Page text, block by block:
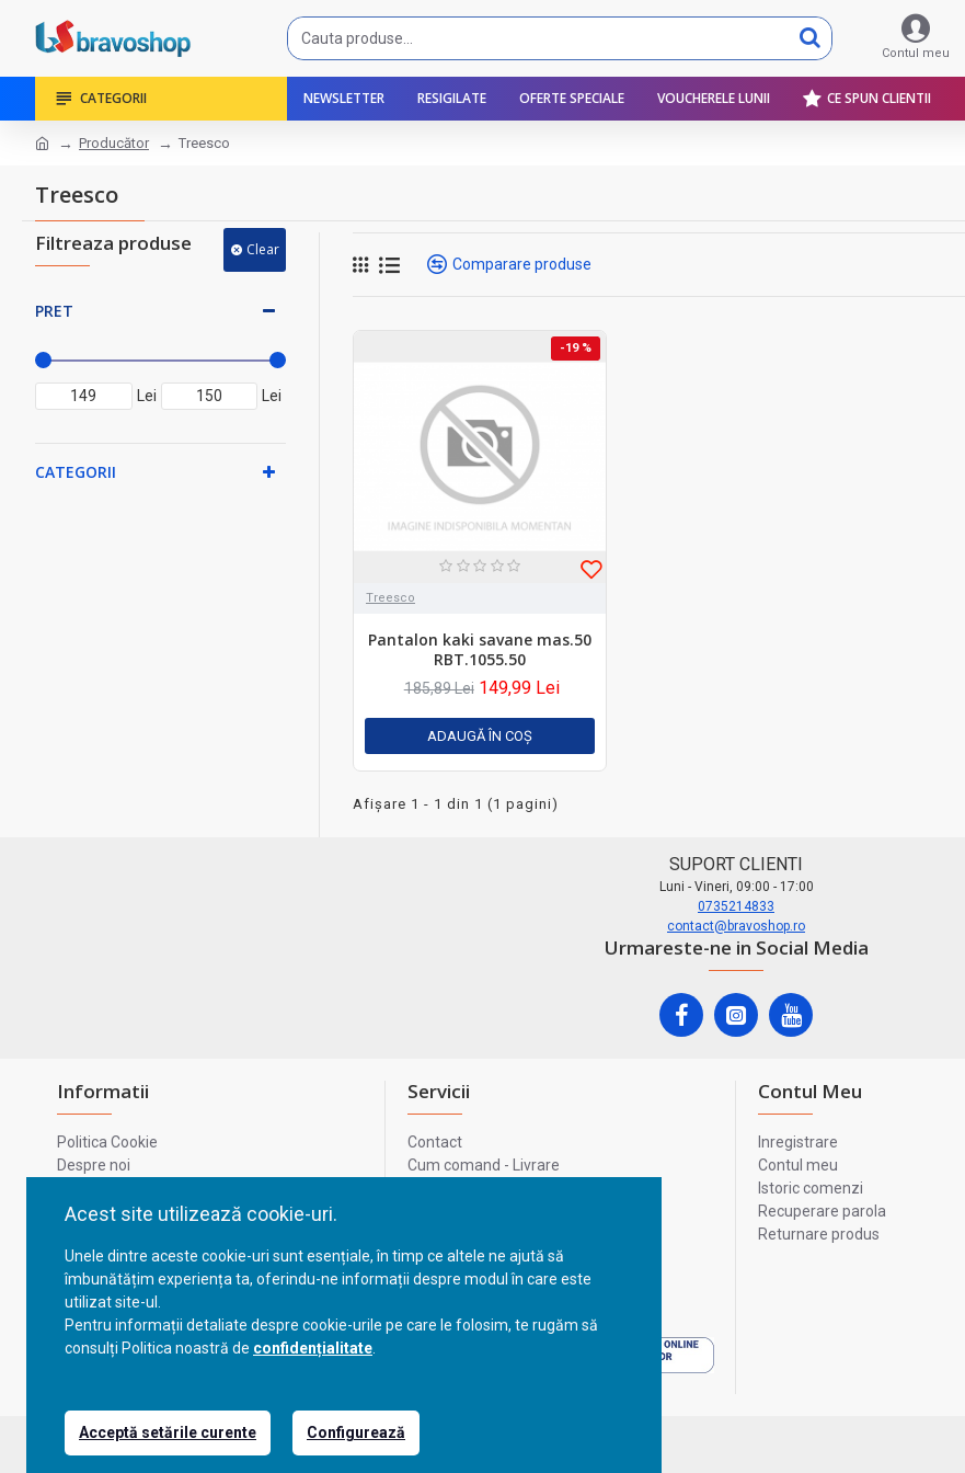
Acest site utilizează cookie-uri.
Unele dintre aceste cookie-uri sunt esențiale, în timp ce altele ne ajută să
îmbunătățim experiența ta, oferindu-ne informații despre modul în care este
utilizat site-ul.
Pentru informații detaliate despre cookie-urile pe care le folosim, te rugăm să
consulți Politica noastră de confidențialitate
Acceptă setările curente Configurează
Contul meu
CATEGORII NEWSLETTER RESIGILATE OFERTE SPECIALE VOUCHERELE LUNII CE SPUN CLIENTII
Producător Treesco
Treesco
Filtreaza produse Clear
PRET
Lei Lei
CATEGORII
Comparare produse
-19 %
Treesco
Pantalon kaki savane mas.50
RBT.1055.50
185,89 Lei 149,99 Lei
ADAUGĂ ÎN COŞ
Afişare 1 - 1 din 1 (1 pagini)
SUPORT CLIENTI
Luni - Vineri, 09:00 - 17:00
0735214833
contact@bravoshop.ro
Urmareste-ne in Social Media
Informatii
Politica Cookie
Despre noi
Confidentialitate
GDPR - Datele tale
Servicii
Contact
Cum comand - Livrare
ANPC
ANPC - SAL
Cum comand - Livrare
Contul Meu
Inregistrare
Contul meu
Istoric comenzi
Recuperare parola
Returnare produs
Copyright © 2023, BravoShop, toate drepturile rezervate!